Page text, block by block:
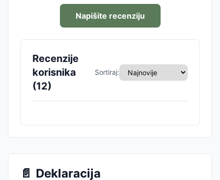
Napišite recenziju
Recenzije
korisnika
(12)
Sortiraj:
📄 Deklaracija